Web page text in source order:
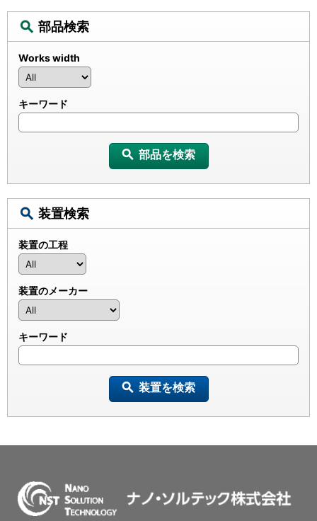
部品検索
Works width
キーワード
部品を検索
装置検索
装置の工程
装置のメーカー
キーワード
装置を検索